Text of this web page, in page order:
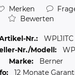
Merken
Bewerten
Nr.:
WPL1ITC
Nr./Modell:
Marke:
Berner
12 Monate